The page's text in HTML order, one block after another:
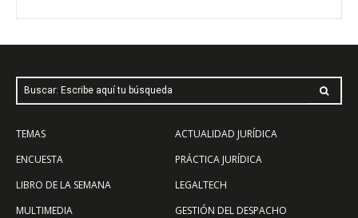
Buscar: Escribe aquí tu búsqueda
TEMAS
ENCUESTA
LIBRO DE LA SEMANA
MULTIMEDIA
ACTUALIDAD JURÍDICA
PRÁCTICA JURÍDICA
LEGALTECH
GESTIÓN DEL DESPACHO